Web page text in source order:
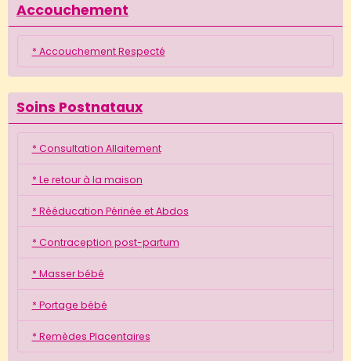
Accouchement
* Accouchement Respecté
Soins Postnataux
* Consultation Allaitement
* Le retour à la maison
* Rééducation Périnée et Abdos
* Contraception post-partum
* Masser bébé
* Portage bébé
* Remèdes Placentaires